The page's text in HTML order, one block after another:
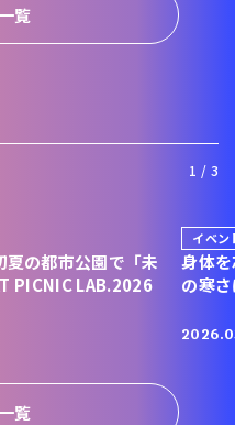
覧
1 / 3
夏の都市公園で「未
PICNIC LAB.2026
イベン
身体
の寒
覧